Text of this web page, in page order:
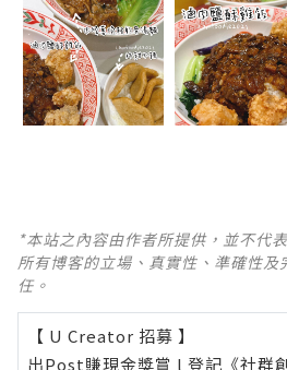
*本站之內容由作者所提供，並不代
所有博客的立場、真實性、準確性
任。
【 U Creator 招募 】
出Post賺現金獎賞 l 登記《社群